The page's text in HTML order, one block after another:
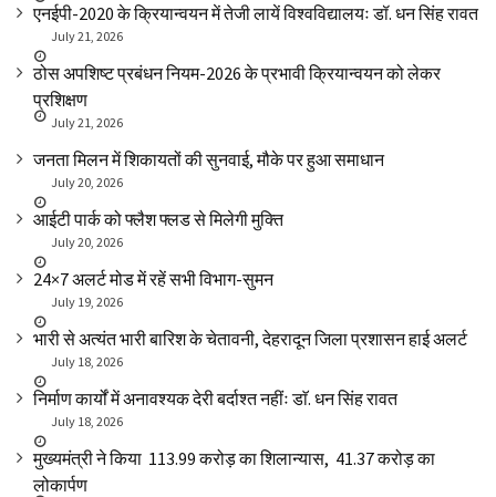
एनईपी-2020 के क्रियान्वयन में तेजी लायें विश्वविद्यालयः डॉ. धन सिंह रावत
July 21, 2026
ठोस अपशिष्ट प्रबंधन नियम-2026 के प्रभावी क्रियान्वयन को लेकर
प्रशिक्षण
July 21, 2026
जनता मिलन में शिकायतों की सुनवाई, मौके पर हुआ समाधान
July 20, 2026
आईटी पार्क को फ्लैश फ्लड से मिलेगी मुक्ति
July 20, 2026
24×7 अलर्ट मोड में रहें सभी विभाग-सुमन
July 19, 2026
भारी से अत्यंत भारी बारिश के चेतावनी, देहरादून जिला प्रशासन हाई अलर्ट
July 18, 2026
निर्माण कार्यों में अनावश्यक देरी बर्दाश्त नहींः डाॅ. धन सिंह रावत
July 18, 2026
मुख्यमंत्री ने किया ₹ 113.99 करोड़ का शिलान्यास, ₹ 41.37 करोड़ का
लोकार्पण